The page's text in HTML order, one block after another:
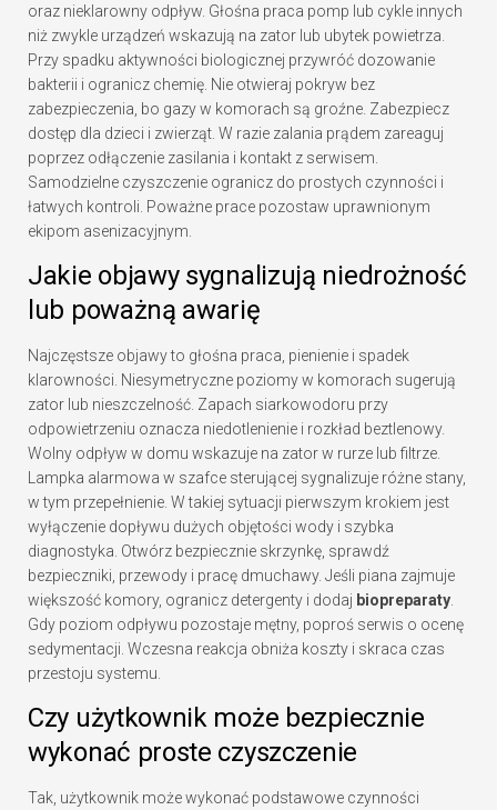
oraz nieklarowny odpływ. Głośna praca pomp lub cykle innych
niż zwykle urządzeń wskazują na zator lub ubytek powietrza.
Przy spadku aktywności biologicznej przywróć dozowanie
bakterii i ogranicz chemię. Nie otwieraj pokryw bez
zabezpieczenia, bo gazy w komorach są groźne. Zabezpiecz
dostęp dla dzieci i zwierząt. W razie zalania prądem zareaguj
poprzez odłączenie zasilania i kontakt z serwisem.
Samodzielne czyszczenie ogranicz do prostych czynności i
łatwych kontroli. Poważne prace pozostaw uprawnionym
ekipom asenizacyjnym.
Jakie objawy sygnalizują niedrożność
lub poważną awarię
Najczęstsze objawy to głośna praca, pienienie i spadek
klarowności. Niesymetryczne poziomy w komorach sugerują
zator lub nieszczelność. Zapach siarkowodoru przy
odpowietrzeniu oznacza niedotlenienie i rozkład beztlenowy.
Wolny odpływ w domu wskazuje na zator w rurze lub filtrze.
Lampka alarmowa w szafce sterującej sygnalizuje różne stany,
w tym przepełnienie. W takiej sytuacji pierwszym krokiem jest
wyłączenie dopływu dużych objętości wody i szybka
diagnostyka. Otwórz bezpiecznie skrzynkę, sprawdź
bezpieczniki, przewody i pracę dmuchawy. Jeśli piana zajmuje
większość komory, ogranicz detergenty i dodaj biopreparaty
Gdy poziom odpływu pozostaje mętny, poproś serwis o ocenę
sedymentacji. Wczesna reakcja obniża koszty i skraca czas
przestoju systemu.
Czy użytkownik może bezpiecznie
wykonać proste czyszczenie
Tak, użytkownik może wykonać podstawowe czynności